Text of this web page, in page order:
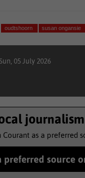
oudtshoorn susan ongansie
05 July 2026
journalism
Courant as a preferred
preferred source